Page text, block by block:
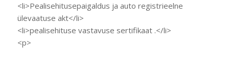
<li>Pealisehitusepaigaldus ja auto registrieelne
ülevaatuse akt</li>
<li>pealisehituse vastavuse sertifikaat .</li>
<p>